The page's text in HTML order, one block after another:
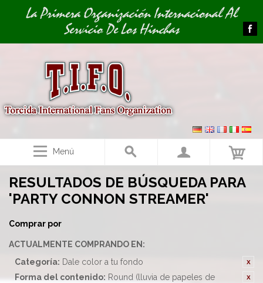
Image 01La Primera Organización Internacional Al
Servicio De Los Hinchas
Menú
RESULTADOS DE BÚSQUEDA PARA
'PARTY CONNON STREAMER'
Comprar por
ACTUALMENTE COMPRANDO EN:
Categoría: Dale color a tu fondo
Forma del contenido: Round (lluvia de papeles de